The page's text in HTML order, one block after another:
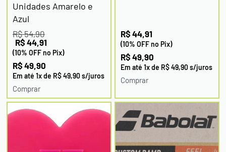
Unidades Amarelo e
Azul
R$54,90
R$ 44,91
(10% OFF no Pix)
R$ 49,90
Em até 1x de R$49,90s/juros
Comprar
R$ 44,91
(10% OFF no Pix)
R$ 49,90
Em até 1x de R$49,90s/juros
Comprar